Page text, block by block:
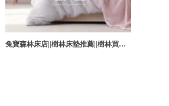
兔寶森林床店||樹林床墊推薦||樹林買床